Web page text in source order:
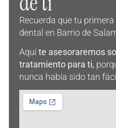
Recuerda que tu
dental en Barrio de
Aquíte asesoraremos
tratamiento para ti,
nunca había sido tan